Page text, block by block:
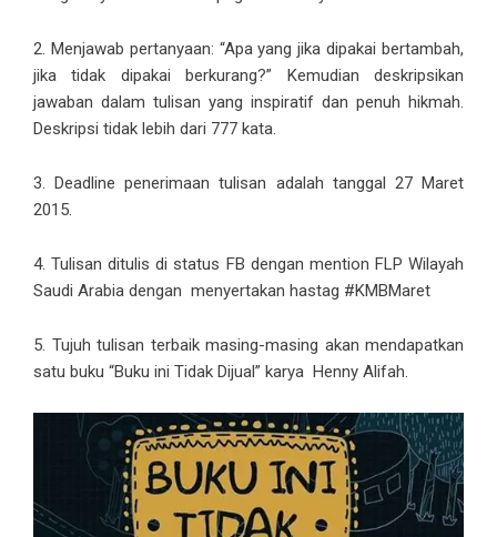
2. Menjawab pertanyaan: “Apa yang jika dipakai bertambah,
jika tidak dipakai berkurang?” Kemudian deskripsikan
jawaban dalam tulisan yang inspiratif dan penuh hikmah.
Deskripsi tidak lebih dari 777 kata.
3. Deadline penerimaan tulisan adalah tanggal 27 Maret
2015.
4. Tulisan ditulis di status FB dengan mention FLP Wilayah
Saudi Arabia dengan menyertakan hastag #KMBMaret
5. Tujuh tulisan terbaik masing-masing akan mendapatkan
satu buku “Buku ini Tidak Dijual” karya Henny Alifah.